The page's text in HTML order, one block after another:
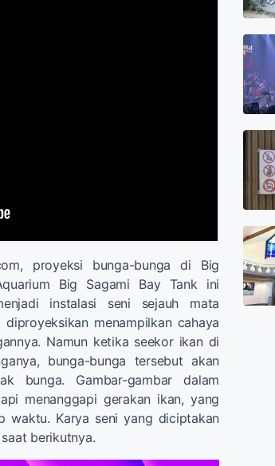
proyeksi bunga-bunga di Big
Big Sagami Bay Tank ini
instalasi seni sejauh mata
menampilkan cahaya
Namun ketika seekor ikan di
bunga-bunga tersebut akan
bunga. Gambar-gambar dalam
menanggapi gerakan ikan, yang
waktu. Karya seni yang diciptakan
berikutnya.